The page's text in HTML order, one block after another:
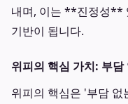
내며, 이는 **진정성**
기반이 됩니다.
위피의 핵심 가치: 부
위피의 핵심은 '부담 없